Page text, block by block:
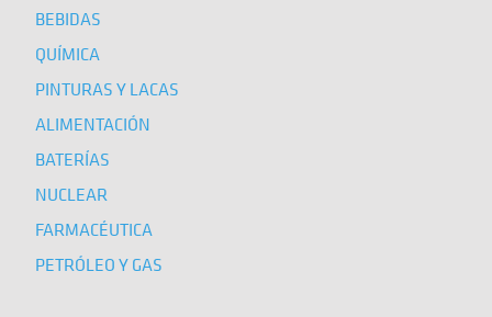
BEBIDAS
QUÍMICA
PINTURAS Y LACAS
ALIMENTACIÓN
BATERÍAS
NUCLEAR
FARMACÉUTICA
PETRÓLEO Y GAS